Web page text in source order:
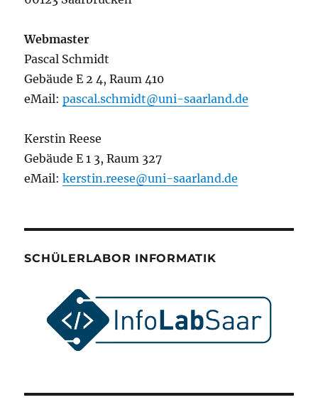
Webmaster
Pascal Schmidt
Gebäude E 2 4, Raum 410
eMail:pascal.schmidt@uni-saarland.de
Kerstin Reese
Gebäude E 1 3, Raum 327
eMail:kerstin.reese@uni-saarland.de
SCHÜLERLABOR INFORMATIK